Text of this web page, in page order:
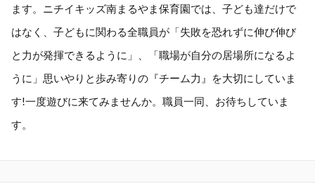
ます。ニチイキッズ南まるやま保育園では、子ども達だけで
はなく、子どもに関わる全職員が「失敗を恐れずに伸び伸び
と力が発揮できるように」、「職場が自分の居場所になるよ
うに」思いやりと歩み寄りの『チーム力』を大切にしていま
す!一度遊びに来てみませんか。職員一同、お待ちしていま
す。